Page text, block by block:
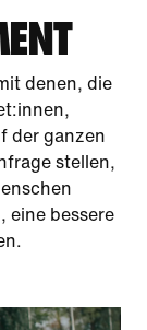
denen, die
der ganzen
stellen,
eine bessere